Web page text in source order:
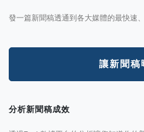
發一篇新聞稿透通到各大媒體的最快速
讓新聞稿
分析新聞稿成效